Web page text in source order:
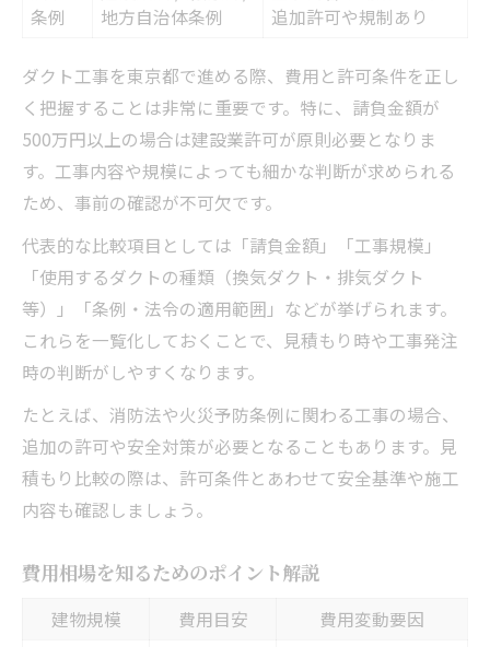
条例
地方自治体条例
追加許可や規制あり
ダクト工事を東京都で進める際、費用と許可条件を正し
く把握することは非常に重要です。特に、請負金額が
500万円以上の場合は建設業許可が原則必要となりま
す。工事内容や規模によっても細かな判断が求められる
ため、事前の確認が不可欠です。
代表的な比較項目としては「請負金額」「工事規模」
「使用するダクトの種類（換気ダクト・排気ダクト
等）」「条例・法令の適用範囲」などが挙げられます。
これらを一覧化しておくことで、見積もり時や工事発注
時の判断がしやすくなります。
たとえば、消防法や火災予防条例に関わる工事の場合、
追加の許可や安全対策が必要となることもあります。見
積もり比較の際は、許可条件とあわせて安全基準や施工
内容も確認しましょう。
費用相場を知るためのポイント解説
建物規模 費用目安
費用変動要因